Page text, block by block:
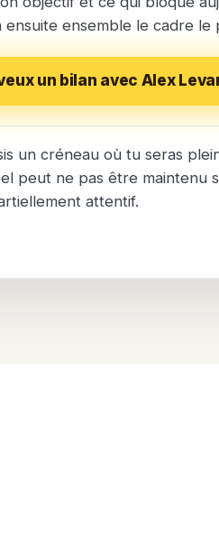
ensuite ensemble le cadre le
un bilan avec Alex
un créneau où tu seras
peut ne pas être maintenu
attentif.